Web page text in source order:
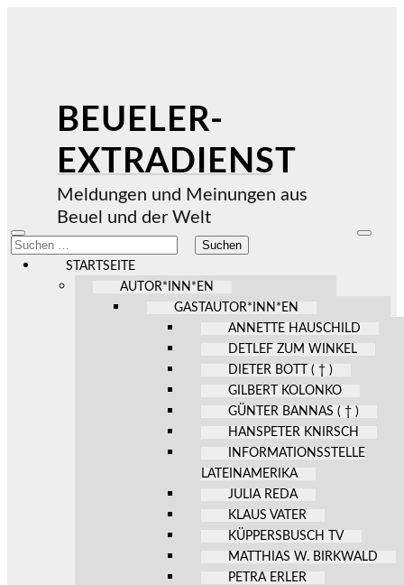
BEUELER-
EXTRADIENST
Meldungen und Meinungen aus
Beuel und der Welt
Mobile-
Menü
ein-/ausblenden
Suchen
nach:
STARTSEITE
AUTOR*INN*EN
GASTAUTOR*INN*EN
ANNETTE HAUSCHILD
DETLEF ZUM WINKEL
DIETER BOTT ( † )
GILBERT KOLONKO
GÜNTER BANNAS ( † )
HANSPETER KNIRSCH
INFORMATIONSSTELLE
LATEINAMERIKA
JULIA REDA
KLAUS VATER
KÜPPERSBUSCH TV
MATTHIAS W. BIRKWALD
PETRA ERLER